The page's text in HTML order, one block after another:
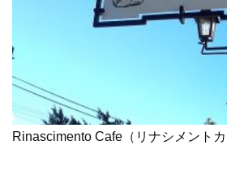
Rinascimento Cafe（リナシメントカ